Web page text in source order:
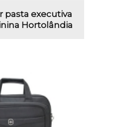
pasta executiva
Hortolândia